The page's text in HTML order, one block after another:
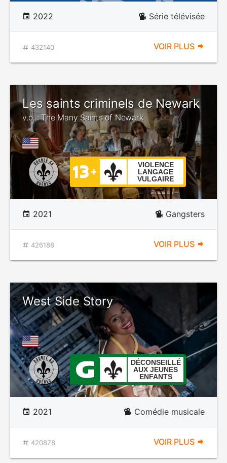
2022 Série télévisée
432140 VOIR PLUS
Les saints criminels de Newark
v.o. : The Many Saints of Newark
VIOLENCE
LANGAGE
VULGAIRE
2021 Gangsters
426188 VOIR PLUS
West Side Story
DÉCONSEILLÉ
AUX JEUNES
ENFANTS
2021 Comédie musicale
420878 VOIR PLUS